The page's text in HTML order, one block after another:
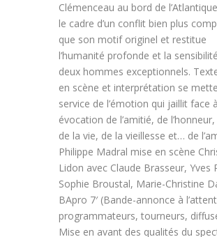
Clémenceau au bord de
le cadre d’un conflit bien plus
que son motif originel et restitue
l’humanité profonde et la
deux hommes exceptionnels.
en scène et interprétation se
service de l’émotion qui jaillit face
évocation de l’amitié, de
de la vie, de la vieillesse et… de
Philippe Madral mise en scène
Lidon avec Claude Brasseur, Yves
Sophie Broustal, Marie-Christine
BApro 7′ (Bande-annonce à
programmateurs, tourneurs,
Mise en avant des qualités du